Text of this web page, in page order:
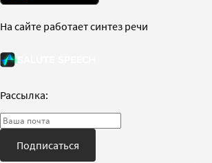
На сайте работает синтез речи
Рассылка:
Подписаться